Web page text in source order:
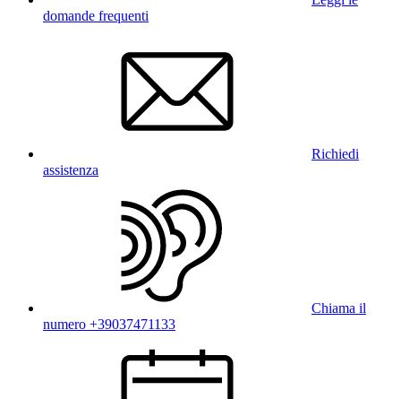
domande frequenti
Richiedi
assistenza
Chiama il
numero +39037471133